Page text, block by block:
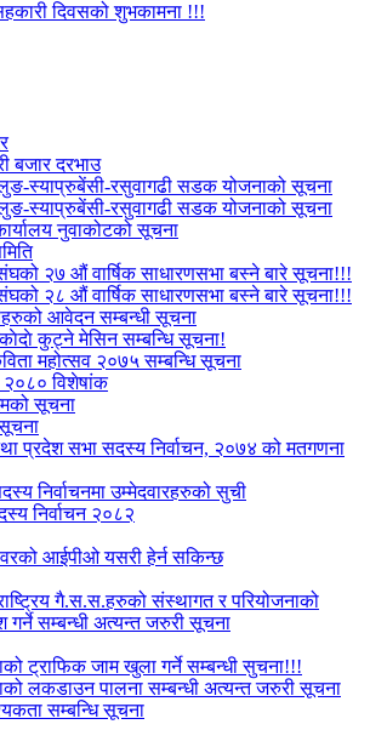
दिवसको शुभकामना !!!
बजार दरभाउ
स्याप्रुबेंसी-रसुवागढी सडक योजनाको सूचना
स्याप्रुबेंसी-रसुवागढी सडक योजनाको सूचना
नुवाकोटको सूचना
२७ औं वार्षिक साधारणसभा बस्ने बारे सूचना!!!
२८ औं वार्षिक साधारणसभा बस्ने बारे सूचना!!!
आवेदन सम्बन्धी सूचना
कुट्ने मेसिन सम्बन्धि सूचना!
महोत्सव २०७५ सम्बन्धि सूचना
२०८० विशेषांक
सूचना
प्रदेश सभा सदस्य निर्वाचन, २०७४ को मतगणना
निर्वाचनमा उम्मेदवारहरुको सुची
निर्वाचन २०८२
आईपीओ यसरी हेर्न सकिन्छ
गै.स.स.हरुको संस्थागत र परियोजनाको
गर्ने सम्बन्धी अत्यन्त जरुरी सूचना
ट्राफिक जाम खुला गर्ने सम्बन्धी सुचना!!!
लकडाउन पालना सम्बन्धी अत्यन्त जरुरी सूचना
सम्बन्धि सूचना